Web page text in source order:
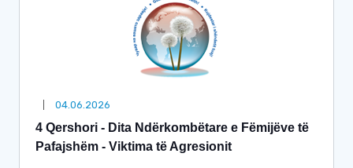
04.06.2026
4 Qershori - Dita Ndërkombëtare e Fëmijëve të
Pafajshëm - Viktima të Agresionit